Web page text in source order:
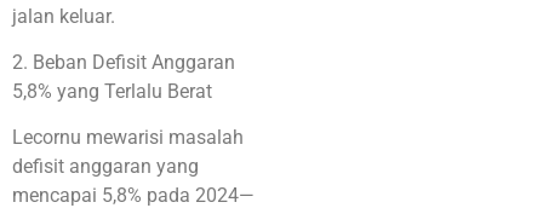
jalan keluar.
2. Beban Defisit Anggaran
5,8% yang Terlalu Berat
Lecornu mewarisi masalah
defisit anggaran yang
mencapai 5,8% pada 2024—